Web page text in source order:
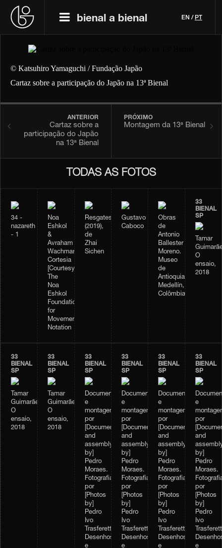
bienal a bienal EN / PT
© Katsuhiro Yamaguchi / Fundação Japão
Cartaz sobre a participação do Japão na 13ª Bienal
ANTERIOR
Cartaz sobre a
participação do Japão
na 13ª Bienal
PRÓXIMO
Montagem da 13ª Bienal
TODAS AS FOTOS
34 -
nazareth
- 1
Noa
Eshkol
&
Avraham
Wachman
Cortesia
[Courtesy]:
The
Noa
Eshkol
Foundation
for
Movement
Notation
Resgates
(2019),
de
Zhai
Sichen
Gustavo
Caboco
Obras
de
Antonio
Ballester
Moreno.
Museo
de
Antioquia.
Medellín,
Colômbia.
33
BIENAL
SP
Tamar
O
ensaio,
2018
33
BIENAL
SP
Tamar
Guimarães,
O
ensaio,
2018
33
BIENAL
SP
Tamar
Guimarães,
O
ensaio,
2018
33
BIENAL
SP
Documentação
e
montagem
por
[Documentation
and
assembly
by]
Pedro
Moraes.
Fotografias
por
[Photos
by]
Pedro
Ivo
Trasferetti.
Desenhos
e
33
BIENAL
SP
Documentação
e
montagem
por
[Documentation
and
assembly
by]
Pedro
Moraes.
Fotografias
por
[Photos
by]
Pedro
Ivo
Trasferetti.
Desenhos
e
33
BIENAL
SP
Documentação
e
montagem
por
[Documentation
and
assembly
by]
Pedro
Moraes.
Fotografias
por
[Photos
by]
Pedro
Ivo
Trasferetti.
Desenhos
e
33
BIENAL
SP
e
por
and
by]
Pedro
Moraes.
por
[Photos
by]
Pedro
Ivo
e